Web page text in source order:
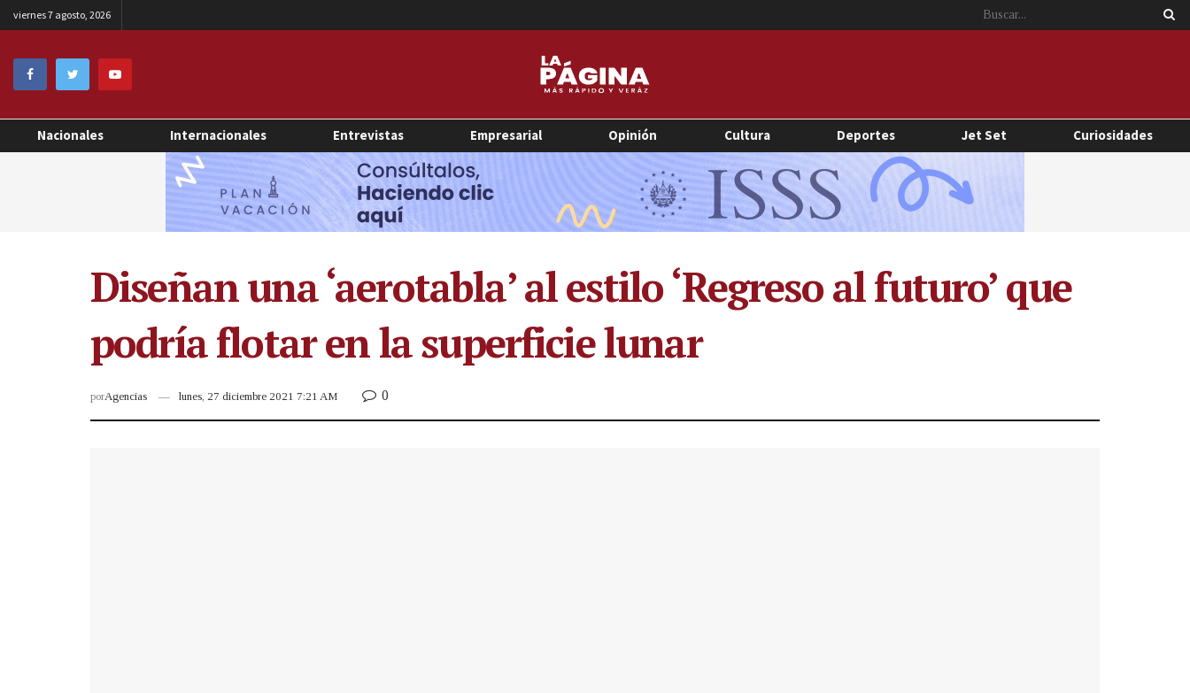
viernes 7 agosto, 2026
Nacionales Internacionales Entrevistas Empresarial Opinión Cultura Deportes Jet Set Curiosidades
Diseñan una ‘aerotabla’ al estilo ‘Regreso al futuro’ que
podría flotar en la superficie lunar
porAgencias lunes, 27 diciembre 2021 7:21 AM 0